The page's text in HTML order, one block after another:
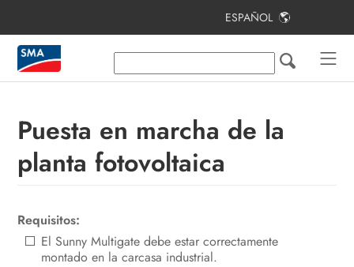
ESPAÑOL
Puesta en marcha de la
planta fotovoltaica
Requisitos:
El Sunny Multigate debe estar correctamente
montado en la carcasa industrial.
Índice
Indicaciones sobre este documento
Contenido de la entrega
Vista general del producto
Montaje
Conexión eléctrica